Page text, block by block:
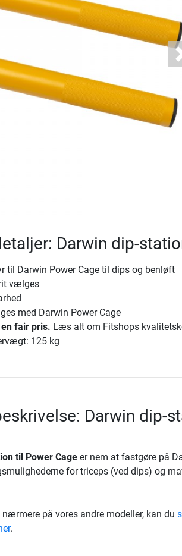
Darwin dip-
til Darwin Power Cage til dips og benløft
vælges
med Darwin Power Cage
fair pris. Læs alt om Fitshops
125 kg
Darwin dip-
til Power Cageer nem at fastgøre på
for triceps (ved dips) og
på vores andre modeller, kan du
.